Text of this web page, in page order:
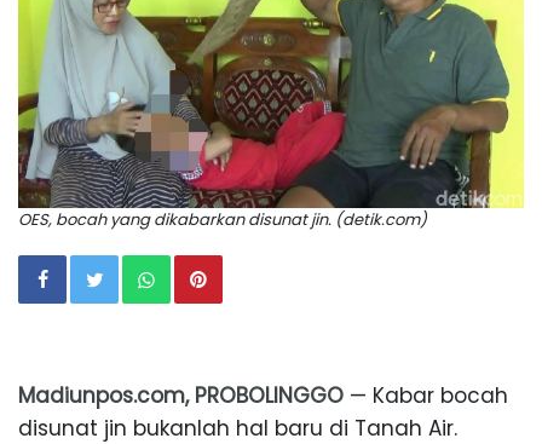
OES, bocah yang dikabarkan disunat jin. (detik.com)
Madiunpos.com, PROBOLINGGO — Kabar bocah
disunat jin bukanlah hal baru di Tanah Air.